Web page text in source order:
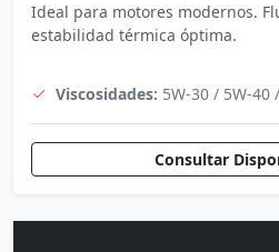
Ideal para motores modernos.
estabilidad térmica óptima.
Viscosidades: 5W-30 / 5W-40
Consultar